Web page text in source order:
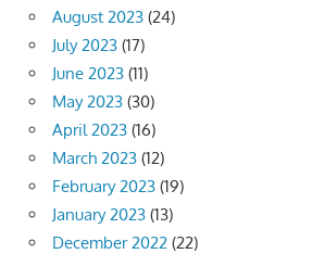
August 2023 (24)
July 2023 (17)
June 2023 (11)
May 2023 (30)
April 2023 (16)
March 2023 (12)
February 2023 (19)
January 2023 (13)
December 2022 (22)